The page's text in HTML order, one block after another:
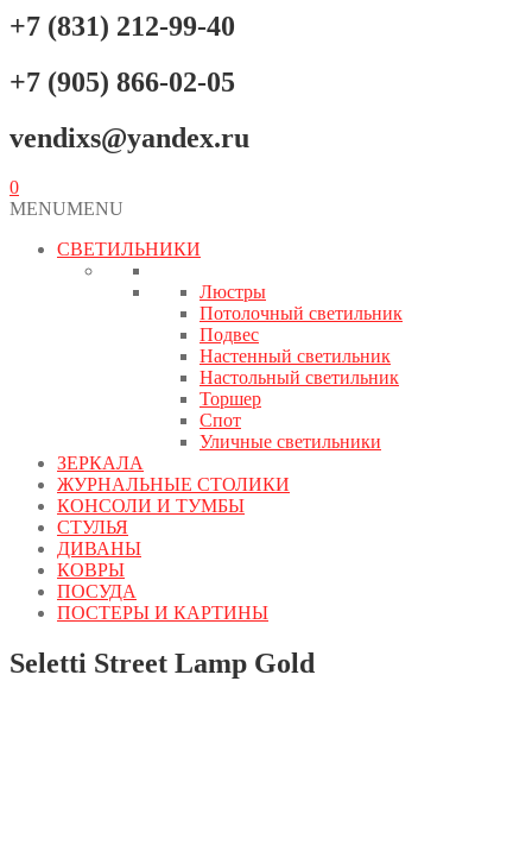
+7 (831) 212-99-40
+7 (905) 866-02-05
vendixs@yandex.ru
0
MENUMENU
СВЕТИЛЬНИКИ
Люстры
Потолочный светильник
Подвес
Настенный светильник
Настольный светильник
Торшер
Спот
Уличные светильники
ЗЕРКАЛА
ЖУРНАЛЬНЫЕ СТОЛИКИ
КОНСОЛИ И ТУМБЫ
СТУЛЬЯ
ДИВАНЫ
КОВРЫ
ПОСУДА
ПОСТЕРЫ И КАРТИНЫ
Seletti Street Lamp Gold